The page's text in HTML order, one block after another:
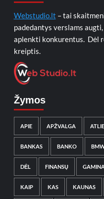
Webstudio.lt – tai
padedantys verslams
aplenkti konkurentus. Dėl
kreiptis.
Žymos
APIE APŽVALGA
BANKAS BANKO
DĖL FINANSŲ
KAIP KAS KAUNAS